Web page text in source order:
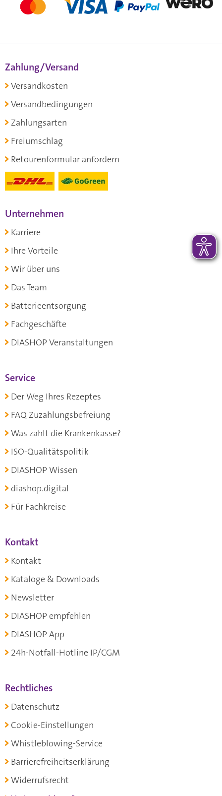
Zahlung/Versand
Versandkosten
Versandbedingungen
Zahlungsarten
Freiumschlag
Retourenformular anfordern
Unternehmen
Karriere
Ihre Vorteile
Wir über uns
Das Team
Batterieentsorgung
Fachgeschäfte
DIASHOP Veranstaltungen
Service
Der Weg Ihres Rezeptes
FAQ Zuzahlungsbefreiung
Was zahlt die Krankenkasse?
ISO-Qualitätspolitik
DIASHOP Wissen
diashop.digital
Für Fachkreise
Kontakt
Kontakt
Kataloge & Downloads
Newsletter
DIASHOP empfehlen
DIASHOP App
24h-Notfall-Hotline IP/CGM
Rechtliches
Datenschutz
Cookie-Einstellungen
Whistleblowing-Service
Barrierefreiheitserklärung
Widerrufsrecht